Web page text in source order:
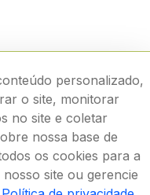
personalizado,
o site, monitorar
no site e coletar
nossa base de
os cookies para a
site ou gerencie